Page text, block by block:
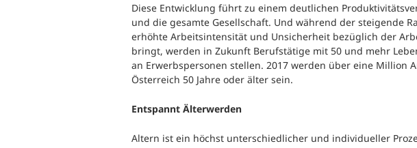
Diese Entwicklung führt zu einem deutlichen
und die gesamte Gesellschaft. Und während der steigende
erhöhte Arbeitsintensität und Unsicherheit bezüglich der
bringt, werden in Zukunft Berufstätige mit 50 und mehr
an Erwerbspersonen stellen. 2017 werden über eine Million
Österreich 50 Jahre oder älter sein.
Entspannt Älterwerden
Altern ist ein höchst unterschiedlicher und individueller